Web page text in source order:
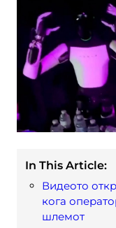
In This Article:
Видеото
кога
шлемот